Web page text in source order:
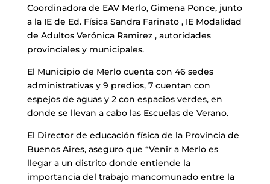
Coordinadora de EAV Merlo, Gimena Ponce, junto
a la IE de Ed. Física Sandra Farinato , IE Modalidad
de Adultos Verónica Ramirez , autoridades
provinciales y municipales.
El Municipio de Merlo cuenta con 46 sedes
administrativas y 9 predios, 7 cuentan con
espejos de aguas y 2 con espacios verdes, en
donde se llevan a cabo las Escuelas de Verano.
El Director de educación física de la Provincia de
Buenos Aires, aseguro que “Venir a Merlo es
llegar a un distrito donde entiende la
importancia del trabajo mancomunado entre la